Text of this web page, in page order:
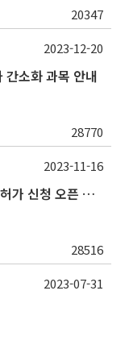
20347
간소화 과목 안내
28770
2023-12-20
학생정보시스템 내 유학생 시간제취업 허가 신청 오픈 안내
28516
2023-11-16
2023-07-31